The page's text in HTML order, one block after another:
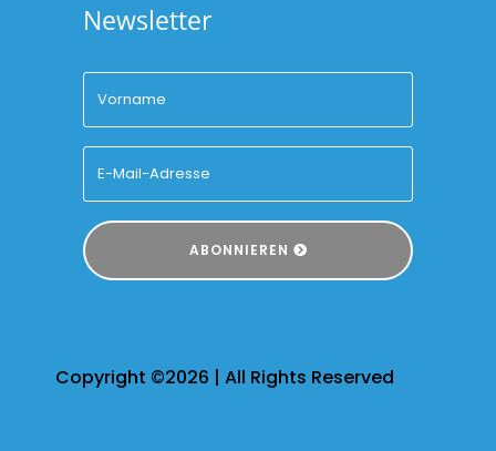
Newsletter
ABONNIEREN
Copyright ©2026 | All Rights Reserved